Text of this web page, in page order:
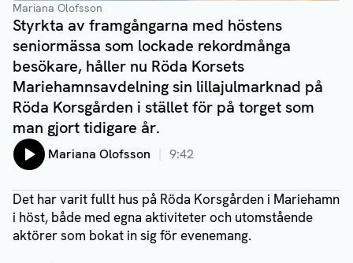
Mariana Olofsson
Styrkta av framgångarna med höstens
seniormässa som lockade rekordmånga
besökare, håller nu Röda Korsets
Mariehamnsavdelning sin lillajulmarknad på
Röda Korsgården i stället för på torget som
man gjort tidigare år.
Lyssna på:
Mariana Olofsson 9:42
Det har varit fullt hus på Röda Korsgården i Mariehamn
i höst, både med egna aktiviteter och utomstående
aktörer som bokat in sig för evenemang.